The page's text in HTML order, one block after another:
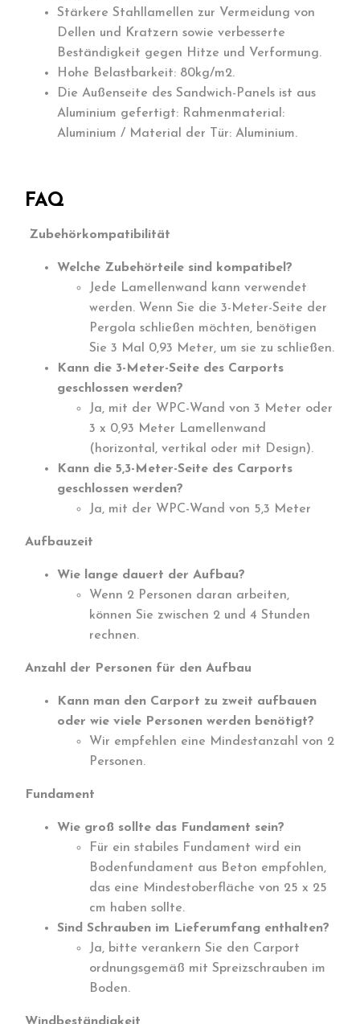
Stärkere Stahllamellen zur Vermeidung von
Dellen und Kratzern sowie verbesserte
Beständigkeit gegen Hitze und Verformung.
Hohe Belastbarkeit: 80kg/m2.
Die Außenseite des Sandwich-Panels ist aus
Aluminium gefertigt: Rahmenmaterial:
Aluminium / Material der Tür: Aluminium.
FAQ
Zubehörkompatibilität
Welche Zubehörteile sind kompatibel?
Jede Lamellenwand kann verwendet
werden. Wenn Sie die 3-Meter-Seite der
Pergola schließen möchten, benötigen
Sie 3 Mal 0,93 Meter, um sie zu schließen.
Kann die 3-Meter-Seite des Carports
geschlossen werden?
Ja, mit der WPC-Wand von 3 Meter oder
3 x 0,93 Meter Lamellenwand
(horizontal, vertikal oder mit Design).
Kann die 5,3-Meter-Seite des Carports
geschlossen werden?
Ja, mit der WPC-Wand von 5,3 Meter
Aufbauzeit
Wie lange dauert der Aufbau?
Wenn 2 Personen daran arbeiten,
können Sie zwischen 2 und 4 Stunden
rechnen.
Anzahl der Personen für den Aufbau
Kann man den Carport zu zweit aufbauen
oder wie viele Personen werden benötigt?
Wir empfehlen eine Mindestanzahl von 2
Personen.
Fundament
Wie groß sollte das Fundament sein?
Für ein stabiles Fundament wird ein
Bodenfundament aus Beton empfohlen,
das eine Mindestoberfläche von 25 x 25
cm haben sollte.
Sind Schrauben im Lieferumfang enthalten?
Ja, bitte verankern Sie den Carport
ordnungsgemäß mit Spreizschrauben im
Boden.
Windbeständigkeit